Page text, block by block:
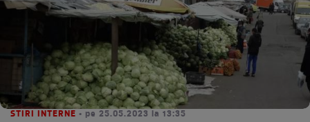
STIRI INTERNE • pe 25.05.2023 la 13:35